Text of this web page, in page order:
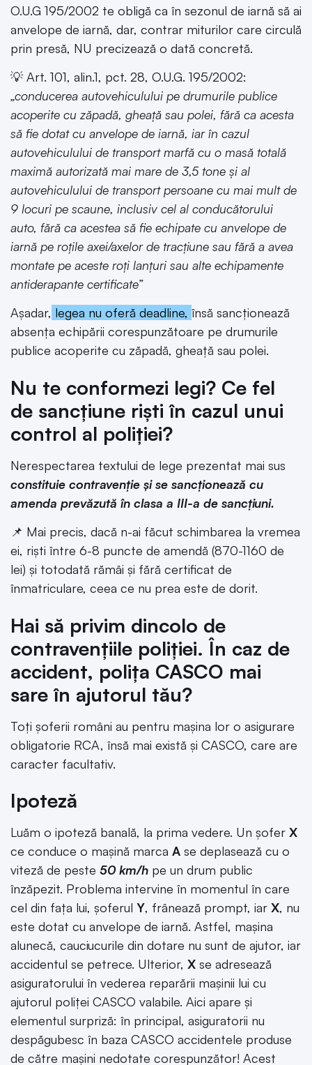
O.U.G 195/2002 te obligă ca în sezonul de iarnă să ai
anvelope de iarnă, dar, contrar miturilor care circulă
prin presă, NU precizează o dată concretă.
💡 Art. 101, alin.1, pct. 28, O.U.G. 195/2002:
„conducerea autovehiculului pe drumurile publice
acoperite cu zăpadă, gheață sau polei, fără ca acesta
să fie dotat cu anvelope de iarnă, iar în cazul
autovehiculului de transport marfă cu o masă totală
maximă autorizată mai mare de 3,5 tone și al
autovehiculului de transport persoane cu mai mult de
9 locuri pe scaune, inclusiv cel al conducătorului
auto, fără ca acestea să fie echipate cu anvelope de
iarnă pe roțile axei/axelor de tracțiune sau fără a avea
montate pe aceste roți lanțuri sau alte echipamente
antiderapante certificate”
Așadar, legea nu oferă deadline, însă sancționează
absența echipării corespunzătoare pe drumurile
publice acoperite cu zăpadă, gheață sau polei.
Nu te conformezi legi? Ce fel
de sancțiune riști în cazul unui
control al poliției?
Nerespectarea textului de lege prezentat mai sus
constituie contravenție și se sancționează cu
amenda prevăzută în clasa a III-a de sancțiuni.
📌 Mai precis, dacă n-ai făcut schimbarea la vremea
ei, riști între 6-8 puncte de amendă (870-1160 de
lei) și totodată rămâi și fără certificat de
înmatriculare, ceea ce nu prea este de dorit.
Hai să privim dincolo de
contravențiile poliției. În caz de
accident, polița CASCO mai
sare în ajutorul tău?
Toți șoferii români au pentru mașina lor o asigurare
obligatorie RCA, însă mai există și CASCO, care are
caracter facultativ.
Ipoteză
Luăm o ipoteză banală, la prima vedere. Un șofer X
ce conduce o mașină marca A se deplasează cu o
viteză de peste 50 km/h pe un drum public
înzăpezit. Problema intervine în momentul în care
cel din fața lui, șoferul Y, frânează prompt, iar X, nu
este dotat cu anvelope de iarnă. Astfel, mașina
alunecă, cauciucurile din dotare nu sunt de ajutor, iar
accidentul se petrece. Ulterior, X se adresează
asiguratorului în vederea reparării mașinii lui cu
ajutorul poliței CASCO valabile. Aici apare și
elementul surpriză: în principal, asiguratorii nu
despăgubesc în baza CASCO accidentele produse
de către mașini nedotate corespunzător! Acest